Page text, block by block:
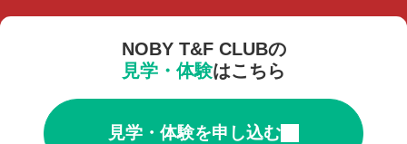
NOBY T&F CLUBの
見学・体験はこちら
見学・体験を申し込む